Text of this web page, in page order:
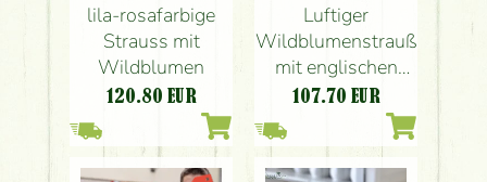
lila-rosafarbige
Strauss mit
Wildblumen
120.80 EUR
Luftiger
Wildblumenstrauß
mit englischen
Rosen, in einer
Wollkordel-
Bouquetbasis
107.70 EUR